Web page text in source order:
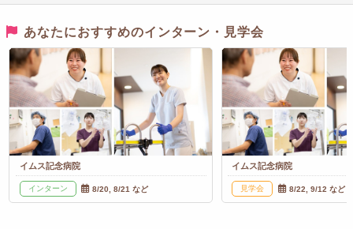
あなたにおすすめのインターン・見学会
イムス記念病院
インターン 8/20, 8/21 など
イムス記念病院
見学会 8/22, 9/12 など